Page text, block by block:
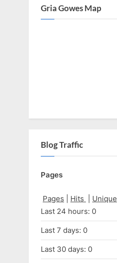
Gria Gowes Map
Blog Traffic
Pages
Pages Hits
Unique
Last 24 hours: 0
Last 7 days: 0
Last 30 days: 0